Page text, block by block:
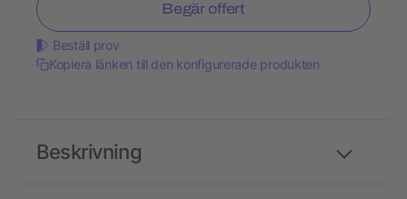
Begär offert
Beställ prov
Kopiera länken till den konfigurerade produkten
Beskrivning